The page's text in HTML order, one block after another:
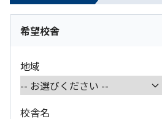
希望校舎
地域
校舎名